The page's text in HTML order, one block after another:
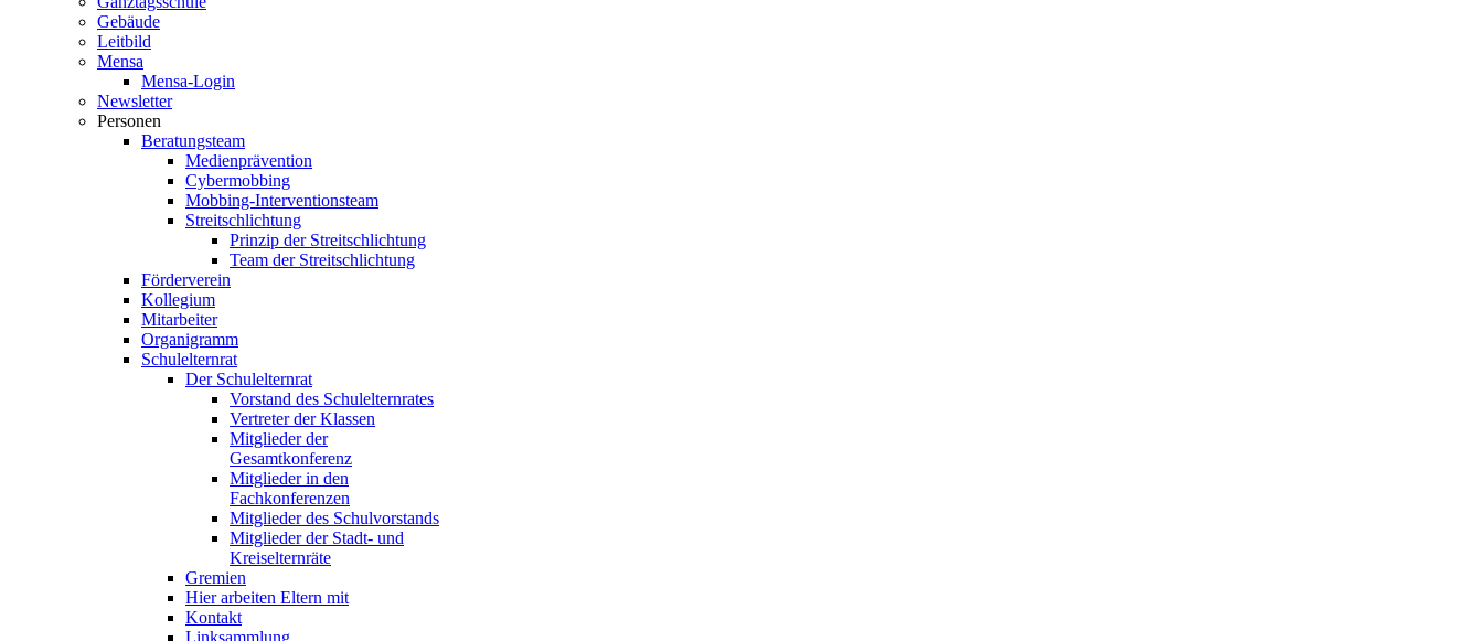
Gebäude
Leitbild
Mensa
Mensa-Login
Newsletter
Personen
Beratungsteam
Medienprävention
Cybermobbing
Mobbing-Interventionsteam
Streitschlichtung
Prinzip der Streitschlichtung
Team der Streitschlichtung
Förderverein
Kollegium
Mitarbeiter
Organigramm
Schulelternrat
Der Schulelternrat
Vorstand des Schulelternrates
Vertreter der Klassen
Mitglieder der
Gesamtkonferenz
Mitglieder in den
Fachkonferenzen
Mitglieder des Schulvorstands
Mitglieder der Stadt- und
Kreiselternräte
Gremien
Hier arbeiten Eltern mit
Kontakt
Linksammlung